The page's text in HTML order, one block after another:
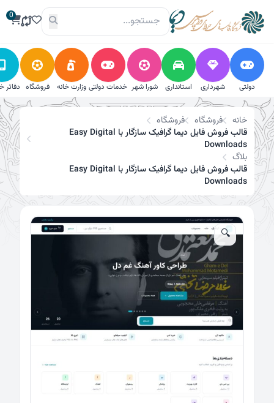
محتوا
0
دولتی شهرداری استانداری شورا شهر خدمات دولتی وزارت خانه فروشگاه دفاتر
خانه فروشگاه
فروشگاه
قالب فروش فایل دیما گرافیک سازگار با Easy Digital
Downloads
بلاگ
قالب فروش فایل دیما گرافیک سازگار با Easy Digital
Downloads
تخفیف!
🔍